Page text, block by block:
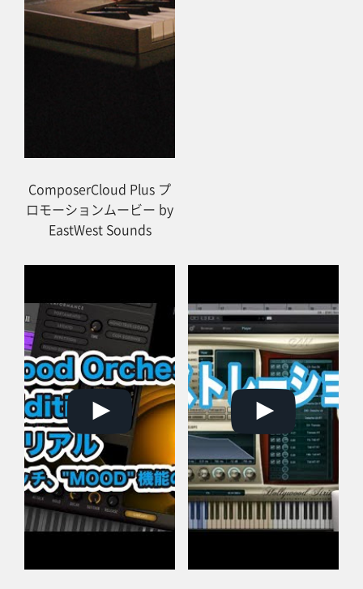
ComposerCloud Plus プ
ロモーションムービー by
EastWest Sounds